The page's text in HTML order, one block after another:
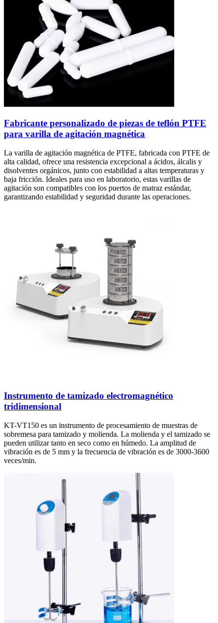
Fabricante personalizado de piezas de teflón PTFE
para varilla de agitación magnética
La varilla de agitación magnética de PTFE, fabricada con PTFE de
alta calidad, ofrece una resistencia excepcional a ácidos, álcalis y
disolventes orgánicos, junto con estabilidad a altas temperaturas y
baja fricción. Ideales para uso en laboratorio, estas varillas de
agitación son compatibles con los puertos de matraz estándar,
garantizando estabilidad y seguridad durante las operaciones.
Instrumento de tamizado electromagnético
tridimensional
KT-VT150 es un instrumento de procesamiento de muestras de
sobremesa para tamizado y molienda. La molienda y el tamizado se
pueden utilizar tanto en seco como en húmedo. La amplitud de
vibración es de 5 mm y la frecuencia de vibración es de 3000-3600
veces/min.